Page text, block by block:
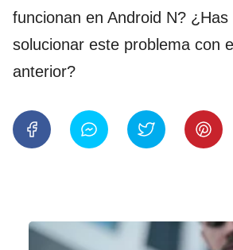
funcionan en Android N? ¿Has
solucionar este problema con
anterior?